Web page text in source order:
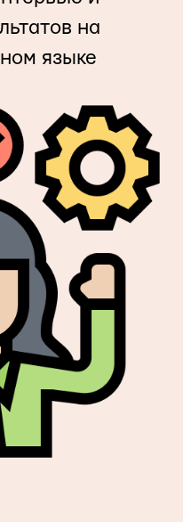
на
языке